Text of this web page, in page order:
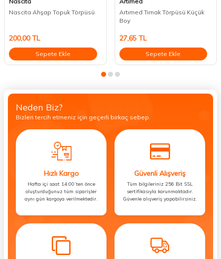
Nascita Ahşap Topuk Törpüsü
200,00TL
Sepete Ekle
Artımed Tırnak Törpüsü Küçük
Boy
27,65TL
Sepete Ekle
Neden Biz?
Bizleri tercih etmeniz için geçerli birkaç sebep.
Hızlı Kargo
Hafta içi saat 14:00’ten önce
oluşturduğunuz tüm siparişler
aynı gün kargoya verilmektedir.
Güvenli Alışveriş
Tüm bilgileriniz 256 Bit SSL
sertifikasıyla korunmaktadır.
Güvenle alışveriş yapabilirsiniz.